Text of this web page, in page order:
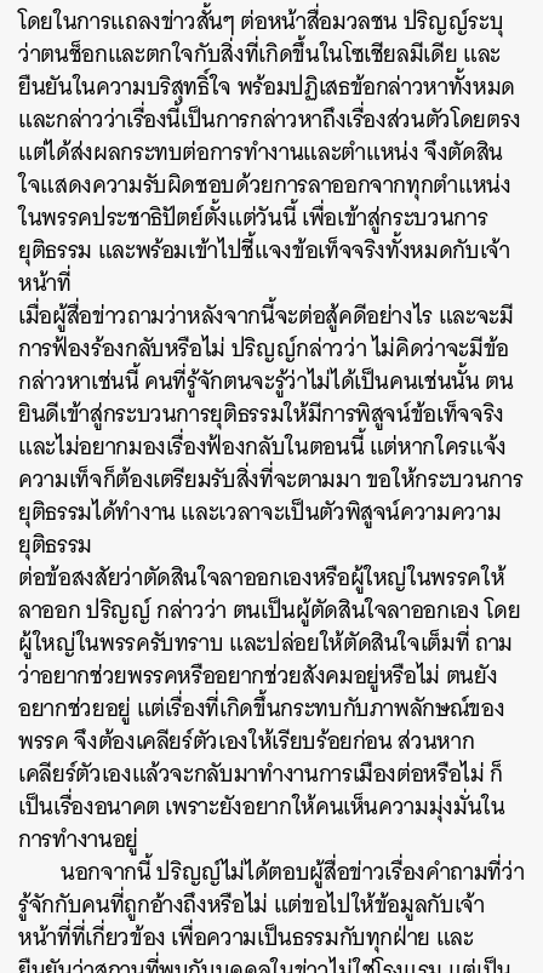
โดยในการแถลงข่าวสั้นๆ ต่อหน้าสื่อมวลชน ปริญญ์ระบุ
ว่าตนช็อกและตกใจกับสิ่งที่เกิดขึ้นในโซเชียลมีเดีย และ
ยืนยันในความบริสุทธิ์ใจ พร้อมปฏิเสธข้อกล่าวหาทั้งหมด
และกล่าวว่าเรื่องนี้เป็นการกล่าวหาถึงเรื่องส่วนตัวโดยตรง
แต่ได้ส่งผลกระทบต่อการทำงานและตำแหน่ง จึงตัดสิน
ใจแสดงความรับผิดชอบด้วยการลาออกจากทุกตำแหน่ง
ในพรรคประชาธิปัตย์ตั้งแต่วันนี้ เพื่อเข้าสู่กระบวนการ
ยุติธรรม และพร้อมเข้าไปชี้แจงข้อเท็จจริงทั้งหมดกับเจ้า
หน้าที่
เมื่อผู้สื่อข่าวถามว่าหลังจากนี้จะต่อสู้คดีอย่างไร และจะมี
การฟ้องร้องกลับหรือไม่ ปริญญ์กล่าวว่า ไม่คิดว่าจะมีข้อ
กล่าวหาเช่นนี้ คนที่รู้จักตนจะรู้ว่าไม่ได้เป็นคนเช่นนั้น ตน
ยินดีเข้าสู่กระบวนการยุติธรรมให้มีการพิสูจน์ข้อเท็จจริง
และไม่อยากมองเรื่องฟ้องกลับในตอนนี้ แต่หากใครแจ้ง
ความเท็จก็ต้องเตรียมรับสิ่งที่จะตามมา ขอให้กระบวนการ
ยุติธรรมได้ทำงาน และเวลาจะเป็นตัวพิสูจน์ความความ
ยุติธรรม
ต่อข้อสงสัยว่าตัดสินใจลาออกเองหรือผู้ใหญ่ในพรรคให้
ลาออก ปริญญ์ กล่าวว่า ตนเป็นผู้ตัดสินใจลาออกเอง โดย
ผู้ใหญ่ในพรรครับทราบ และปล่อยให้ตัดสินใจเต็มที่ ถาม
ว่าอยากช่วยพรรคหรืออยากช่วยสังคมอยู่หรือไม่ ตนยัง
อยากช่วยอยู่ แต่เรื่องที่เกิดขึ้นกระทบกับภาพลักษณ์ของ
พรรค จึงต้องเคลียร์ตัวเองให้เรียบร้อยก่อน ส่วนหาก
เคลียร์ตัวเองแล้วจะกลับมาทำงานการเมืองต่อหรือไม่ ก็
เป็นเรื่องอนาคต เพราะยังอยากให้คนเห็นความมุ่งมั่นใน
การทำงานอยู่
นอกจากนี้ ปริญญ์ไม่ได้ตอบผู้สื่อข่าวเรื่องคำถามที่ว่า
รู้จักกับคนที่ถูกอ้างถึงหรือไม่ แต่ขอไปให้ข้อมูลกับเจ้า
หน้าที่ที่เกี่ยวข้อง เพื่อความเป็นธรรมกับทุกฝ่าย และ
SHARE TWEET LINE EMAIL